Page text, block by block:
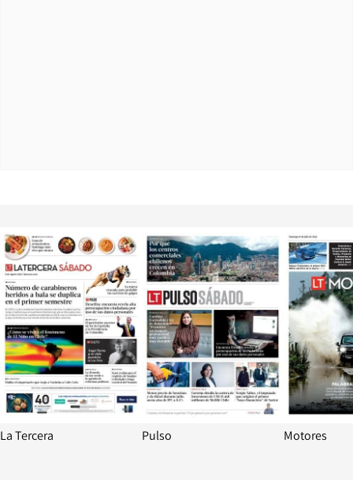
Opens in new window
La Tercera
Opens in
Pulso Motores